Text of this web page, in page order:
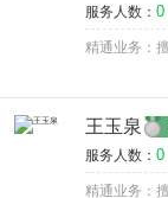
服务人数： 0
精通业务：
王玉泉
服务人数： 0
精通业务：